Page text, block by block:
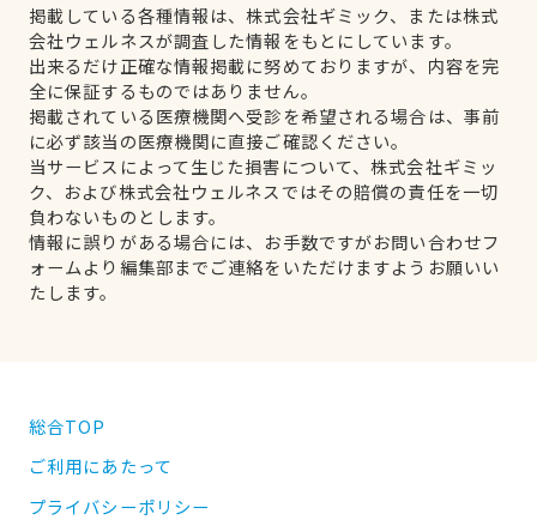
掲載している各種情報は、株式会社ギミック、または株式
会社ウェルネスが調査した情報をもとにしています。
出来るだけ正確な情報掲載に努めておりますが、内容を完
全に保証するものではありません。
掲載されている医療機関へ受診を希望される場合は、事前
に必ず該当の医療機関に直接ご確認ください。
当サービスによって生じた損害について、株式会社ギミッ
ク、および株式会社ウェルネスではその賠償の責任を一切
負わないものとします。
情報に誤りがある場合には、お手数ですがお問い合わせフ
ォームより編集部までご連絡をいただけますようお願いい
たします。
総合TOP
ご利用にあたって
プライバシーポリシー